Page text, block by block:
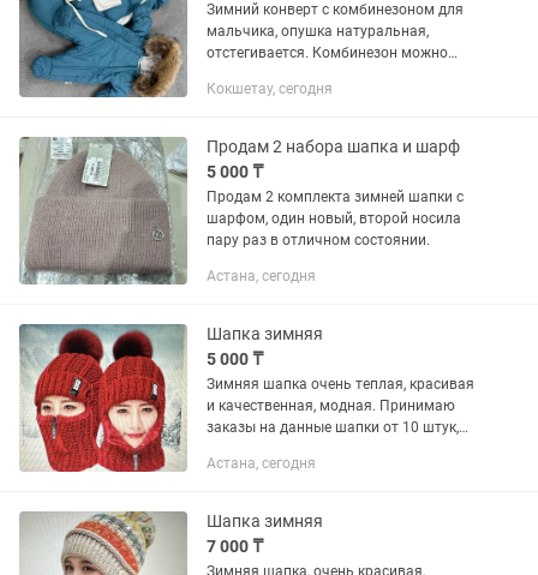
Зимний конверт с комбинезоном для
мальчика, опушка натуральная,
отстегивается. Комбинезон можно
конверт в коляску для прогулок. Шапка
Кокшетау, сегодня
Продам 2 набора шапка и шарф
5 000 ₸
Продам 2 комплекта зимней шапки с
шарфом, один новый, второй носила
пару раз в отличном состоянии.
Астана, сегодня
Шапка зимняя
5 000 ₸
Зимняя шапка очень теплая, красивая
и качественная, модная. Принимаю
заказы на данные шапки от 10 штук,
Астана, сегодня
Шапка зимняя
7 000 ₸
Зимняя шапка, очень красивая,